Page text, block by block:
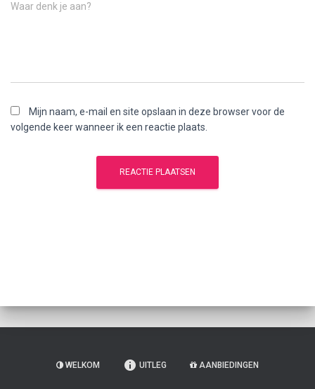
Waar denk je aan?
Mijn naam, e-mail en site opslaan in deze browser voor de
volgende keer wanneer ik een reactie plaats.
WELKOM UITLEG AANBIEDINGEN